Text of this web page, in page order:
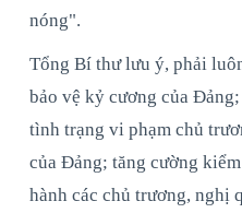
nóng".
Tổng Bí thư lưu ý, phải
bảo vệ kỷ cương của
tình trạng vi phạm chủ
của Đảng; tăng cường
hành các chủ trương, nghị